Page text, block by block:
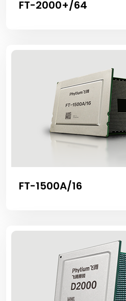
FT-2000+/64
FT-1500A/16